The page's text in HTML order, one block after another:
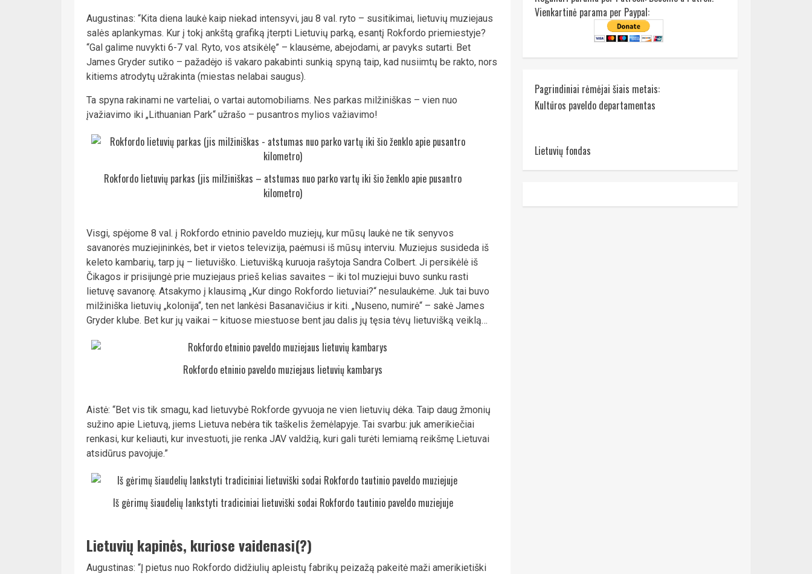
Augustinas: “Kita diena laukė kaip niekad intensyvi, jau 8 val. ryto – susitikimai, lietuvių muziejaus
salės aplankymas. Kur į tokį ankštą grafiką įterpti Lietuvių parką, esantį Rokfordo priemiestyje?
“Gal galime nuvykti 6-7 val. Ryto, vos atsikėlę” – klausėme, abejodami, ar pavyks sutarti. Bet
James Gryder sutiko – pažadėjo iš vakaro pakabinti sunkią spyną taip, kad nusiimtų be rakto, nors
kitiems atrodytų užrakinta (miestas nelabai saugus).
Ta spyna rakinami ne varteliai, o vartai automobiliams. Nes parkas milžiniškas – vien nuo
įvažiavimo iki „Lithuanian Park“ užrašo – pusantros mylios važiavimo!
Rokfordo lietuvių parkas (jis milžiniškas – atstumas nuo parko vartų iki šio ženklo apie pusantro
kilometro)
Visgi, spėjome 8 val. į Rokfordo etninio paveldo muziejų, kur mūsų laukė ne tik senyvos
savanorės muziejininkės, bet ir vietos televizija, paėmusi iš mūsų interviu. Muziejus susideda iš
keleto kambarių, tarp jų – lietuviško. Lietuvišką kuruoja rašytoja Sandra Colbert. Ji persikėlė iš
Čikagos ir prisijungė prie muziejaus prieš kelias savaites – iki tol muziejui buvo sunku rasti
lietuvę savanorę. Atsakymo į klausimą „Kur dingo Rokfordo lietuviai?“ nesulaukėme. Juk tai buvo
milžiniška lietuvių „kolonija“, ten net lankėsi Basanavičius ir kiti. „Nuseno, numirė“ – sakė James
Gryder klube. Bet kur jų vaikai – kituose miestuose bent jau dalis jų tęsia tėvų lietuvišką veiklą…
Rokfordo etninio paveldo muziejaus lietuvių kambarys
Aistė: “Bet vis tik smagu, kad lietuvybė Rokforde gyvuoja ne vien lietuvių dėka. Taip daug žmonių
sužino apie Lietuvą, jiems Lietuva nebėra tik taškelis žemėlapyje. Tai svarbu: juk amerikiečiai
renkasi, kur keliauti, kur investuoti, jie renka JAV valdžią, kuri gali turėti lemiamą reikšmę Lietuvai
atsidūrus pavojuje.”
Iš gėrimų šiaudelių lankstyti tradiciniai lietuviški sodai Rokfordo tautinio paveldo muziejuje
Lietuvių kapinės, kuriose vaidenasi(?)
Augustinas: “Į pietus nuo Rokfordo didžiulių apleistų fabrikų peizažą pakeitė maži amerikietiški
Vienkartinė parama per Paypal:
Pagrindiniai rėmėjai šiais metais:
Kultūros paveldo departamentas
Lietuvių fondas